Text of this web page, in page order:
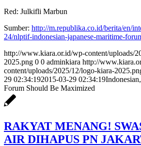
Red: Julkifli Marbun
Sumber: http://m.republika.co.id/berita/en/
24/nlptif-indonesian-japanese-maritime-
http://www.kiara.or.id/wp-content/uploads/
2025.png 0 0 adminkiara http://
content/uploads/2025/12/logo-kiara-
29 02:34:192015-03-29 02:34:19
Forum Should Be Maximized
RAKYAT MENANG!
AIR DIHAPUS PN